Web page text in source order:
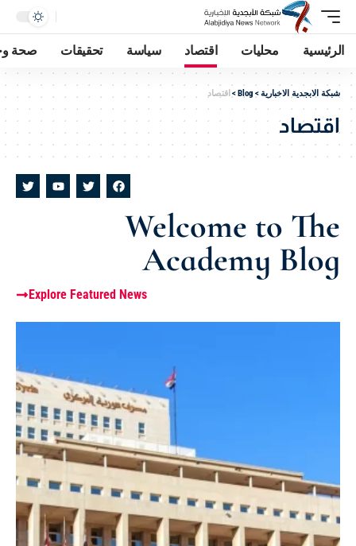
الرئيسية محليات اقتصاد سياسة تحقيقات صحة
شبكة الابجدية الاخبارية>
Blog
> اقتصاد
اقتصاد
Welcome to The
Academy Blog
Explore Featured News